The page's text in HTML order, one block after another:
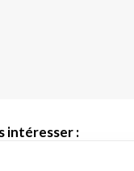
intéresser :